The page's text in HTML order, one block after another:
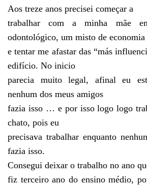
Aos treze anos precisei começar a
trabalhar com a minha mãe
odontológico, um misto de economia
e tentar me afastar das “más
edifício. No inicio
parecia muito legal, afinal eu
nenhum dos meus amigos
fazia isso … e por isso logo logo
chato, pois eu
precisava trabalhar enquanto
fazia isso.
Consegui deixar o trabalho no ano
fiz terceiro ano do ensino médio,